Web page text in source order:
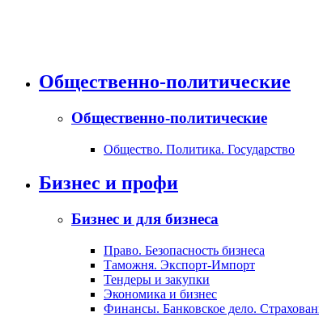
Общественно-политические
Общественно-политические
Общество. Политика. Государство
Бизнес и профи
Бизнес и для бизнеса
Право. Безопасность бизнеса
Таможня. Экспорт-Импорт
Тендеры и закупки
Экономика и бизнес
Финансы. Банковское дело.